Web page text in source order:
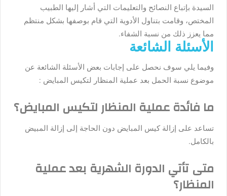
السيدة بإتباع النصائح والتعليمات التي أشار إليها الطبيب
المختص، وقامت بتناول الأدوية التي قام بوصفها بشكل منتظم
مما يعزز ذلك من نسبة الشفاء.
الأسئلة الشائعة
وفيما يلي سوف نحصل على إجابات بعض الأسئلة الشائعة عن
موضوع نسبة الحمل بعد عملية المنظار لتكيس المبايض :
ما فائدة عملية المنظار لتكيس المبايض؟
تساعد على إزالة كيس المبايض دون الحاجة إلى إزالة المبيض
بالكامل.
متى تأتي الدورة الشهرية بعد عملية
المنظار؟